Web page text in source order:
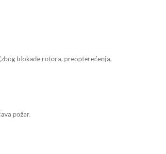
blokade rotora, preopterećenja,
požar.